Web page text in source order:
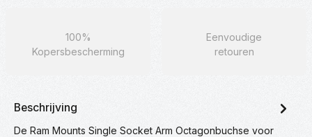
100%
Kopersbescherming
Eenvoudige
retouren
Beschrijving
De Ram Mounts Single Socket Arm Octagonbuchse voor